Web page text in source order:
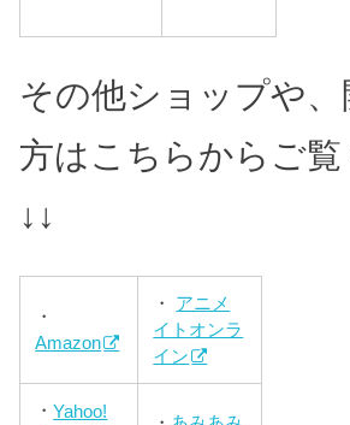
その他ショップや
方はこちらからご
↓↓
・
Amazon
・ アニメ
イトオンラ
イン
・Yahoo!